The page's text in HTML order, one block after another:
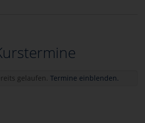
gelaufen. Termine einblenden.